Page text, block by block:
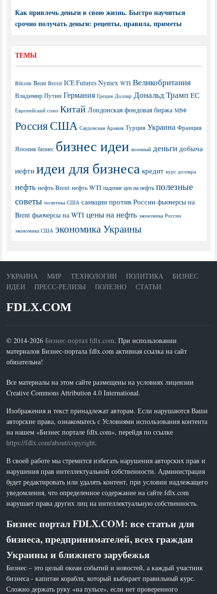
Как привлечь деньги в свою жизнь. Быстро научиться
срочно получать деньги: рецепты, правила, приметы
ТЕМЫ
Bitcoin Brent Brexit ICE Futures Nymex WTI Великобритания
Владимир Путин Германия Греция Доллар Дональд Трамп ЕС
Европейский союз Китай Лондонская фондовая биржа МВФ
РоссияСША Саудовская Аравия Турция Украина Франция
Япония бизнес бизнес идеи военный деньги добыча
нефти идеи для бизнеса кредит курс доллара
нефть нефть Brent нефть WTI падение цен на нефть полезные
советы политика США санкции против России фьючерсы на
Brent фьючерсы на WTI цены на нефть экономика России
экономика США экономика Украины
УКРАИНА МИР ТЕХНОЛОГИИ ПОЛИТИКА
БИЗНЕС
ИДЕИ
ПРЕСС-РЕЛИЗЫ ПОЛЕЗНО СТАТЬИ
FDLX.COM
© 2014-2026 Бизнес-портал fdlx.com. При использовании
материалов Бизнес-портала fdlx.com активная ссылка на сайт
обязательна!
Все материалы на этом сайте размещены на условиях лицензии
Creative Commons Attribution 4.0 International.
Изображения и текст принадлежат авторам. Если нарушаются Ваши
авторские права, ознакомьтесь с Условиями использования контента
на нашем «Бизнес портале fdlx.com», перейдя по ссылке
https://fdlx.com/about/copyright.
В своей работе мы стремится избегать нарушения авторских прав и
нарушения прав интеллектуальной собственности. Администрация
будет редактировать или удалять контент, при условии надлежащего
уведомления, что определенное содержание на сайте fdlx.com
нарушает права других лиц на интеллектуальную собственность.
Бизнес портал FDLX.COM: все статьи для
бизнеса, предпринимателей, всех граждан
Украины и ближнего зарубежья
Бизнес – это целый океан событий и новостей, а каждый участник
бизнеса - капитан корабля, который выбирает правильный курс.
Сложно держать руку «на пульсе», если нет проверенного